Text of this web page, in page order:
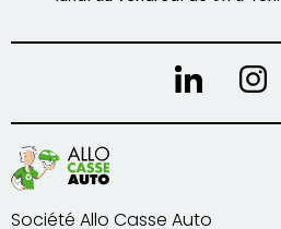
Société Allo Casse Auto